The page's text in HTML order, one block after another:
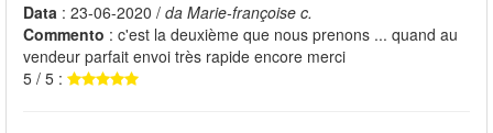
Data : 23-06-2020 / da Marie-françoise c.
Commento : c'est la deuxième que nous prenons ... quand au
vendeur parfait envoi très rapide encore merci
5 / 5 :